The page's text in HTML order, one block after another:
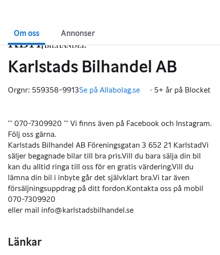
Om oss Annonser
Karlstads Bilhandel AB
Orgnr: 559358-9913Se på Allabolag.se
, · 5+ år på Blocket
''' 070-7309920 ''' Vi finns även på Facebook och Instagram.
Följ oss gärna.
Karlstads Bilhandel AB Föreningsgatan 3 652 21 KarlstadVi
säljer begagnade bilar till bra pris.Vill du bara sälja din bil
kan du alltid ringa till oss för en gratis värdering.Vill du
lämna din bil i inbyte går det självklart bra.Vi tar även
försäljningsuppdrag på ditt fordon.Kontakta oss på mobil
070-7309920
eller mail info@karlstadsbilhandel.se
Länkar